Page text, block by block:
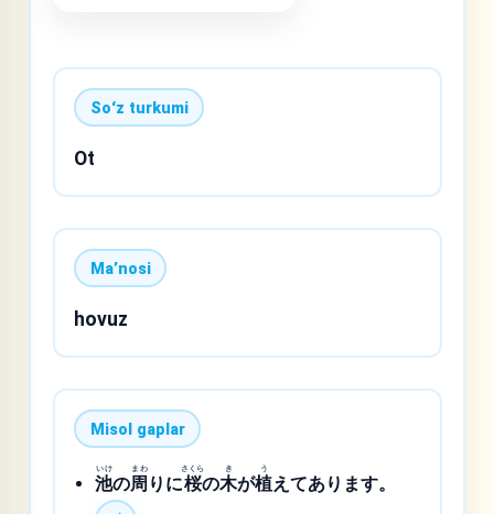
Soʻz turkumi
Ot
Maʼnosi
hovuz
Misol gaplar
池
いけ
の周
まわ
りに桜
さくら
の木
き
が植
う
えてあります。